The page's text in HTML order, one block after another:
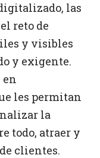
las
reto de
y visibles
y exigente.
en
les permitan
la
todo, atraer y
clientes.